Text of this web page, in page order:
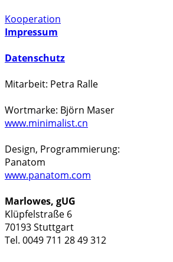
Kooperation
Impressum
Datenschutz
Mitarbeit: Petra Ralle
Wortmarke: Björn Maser
www.minimalist.cn
Design, Programmierung:
Panatom
www.panatom.com
Marlowes, gUG
Klüpfelstraße 6
70193 Stuttgart
Tel. 0049 711 28 49 312